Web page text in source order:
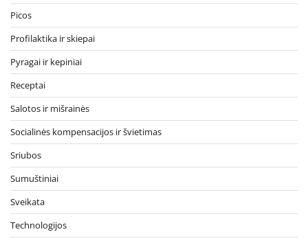
Picos
Profilaktika ir skiepai
Pyragai ir kepiniai
Receptai
Salotos ir mišrainės
Socialinės kompensacijos ir švietimas
Sriubos
Sumuštiniai
Sveikata
Technologijos